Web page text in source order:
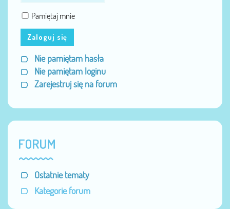
Pamiętaj mnie
Zaloguj się
Nie pamiętam hasła
Nie pamiętam loginu
Zarejestruj się na forum
FORUM
Ostatnie tematy
Kategorie forum